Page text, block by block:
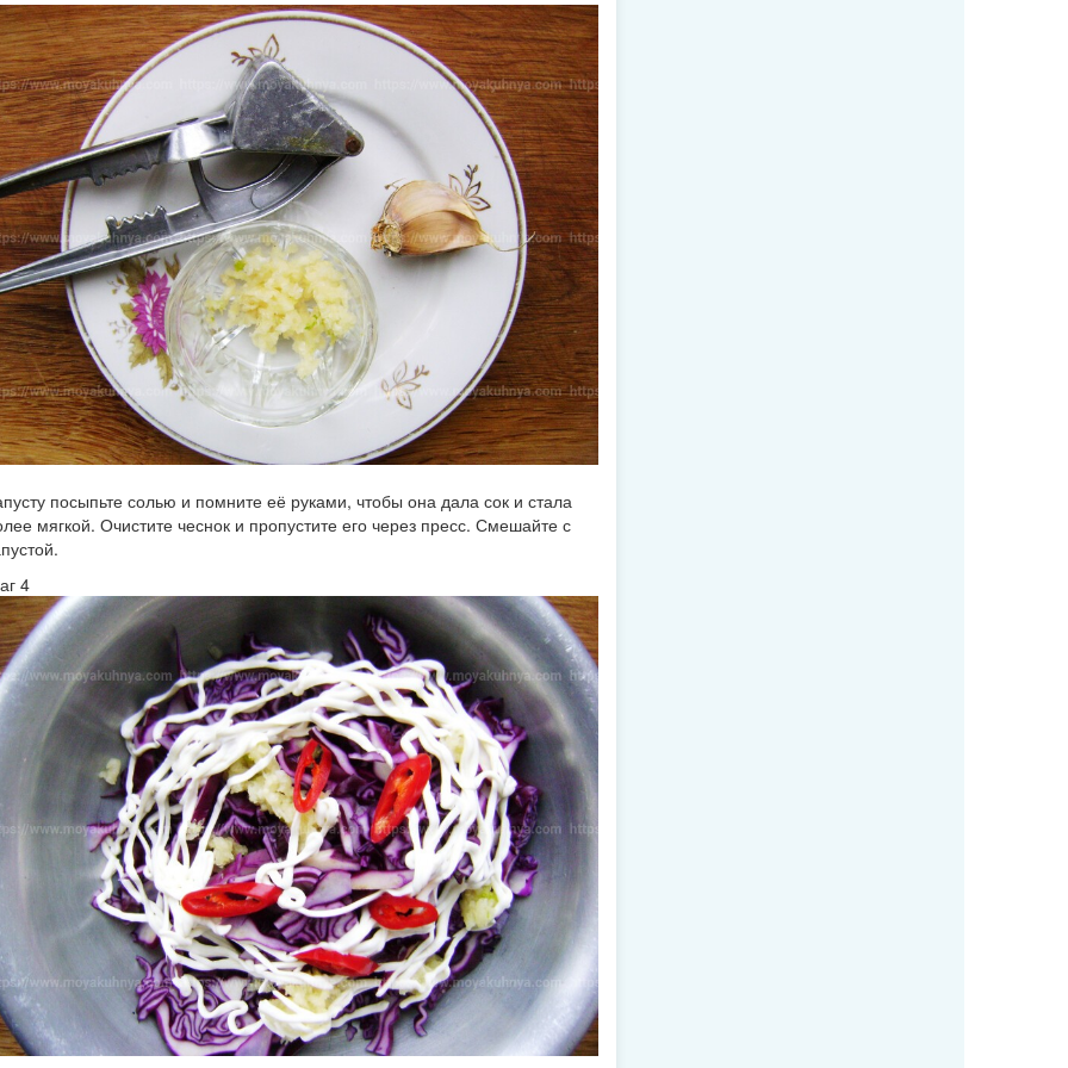
посыпьте солью и помните её руками, чтобы она дала сок и стала
мягкой. Очистите чеснок и пропустите его через пресс. Смешайте с
4